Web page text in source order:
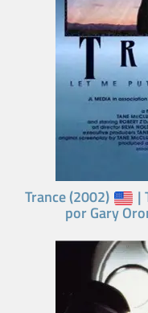
Trance (2002) |
por Gary